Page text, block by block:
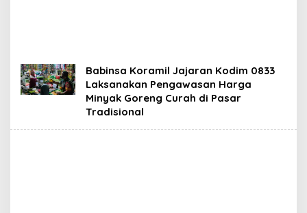
Babinsa Koramil Jajaran Kodim 0833
Laksanakan Pengawasan Harga
Minyak Goreng Curah di Pasar
Tradisional